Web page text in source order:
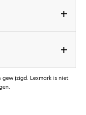
Lexmark is niet